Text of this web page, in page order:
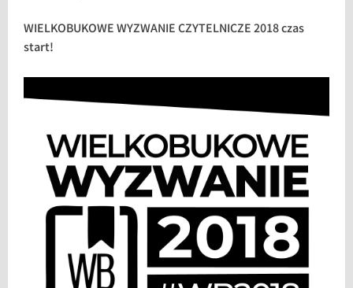
WIELKOBUKOWE WYZWANIE CZYTELNICZE 2018 czas
start!